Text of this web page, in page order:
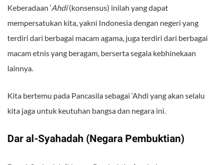
Keberadaan ‘Ahdi(konsensus) inilah yang dapat
mempersatukan kita, yakni Indonesia dengan negeri yang
terdiri dari berbagai macam agama, juga terdiri dari berbagai
macam etnis yang beragam, berserta segala kebhinekaan
lainnya.
Kita bertemu pada Pancasila sebagai ‘Ahdi yang akan selalu
kita jaga untuk keutuhan bangsa dan negara ini.
Dar al-Syahadah (Negara Pembuktian)